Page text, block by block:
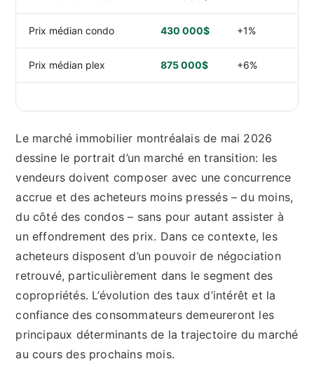
Prix médian condo 430 000$ +1%
Prix médian plex 875 000$ +6%
Le marché immobilier montréalais de mai 2026
dessine le portrait d’un marché en transition: les
vendeurs doivent composer avec une concurrence
accrue et des acheteurs moins pressés – du moins,
du côté des condos – sans pour autant assister à
un effondrement des prix. Dans ce contexte, les
acheteurs disposent d’un pouvoir de négociation
retrouvé, particulièrement dans le segment des
copropriétés. L’évolution des taux d’intérêt et la
confiance des consommateurs demeureront les
principaux déterminants de la trajectoire du marché
au cours des prochains mois.